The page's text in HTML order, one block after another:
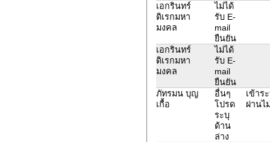
เอกรินทร์
ดิเรกมหา
มงคล
ไม่ได้
รับ E-
mail
ยืนยัน
เอกรินทร์
ดิเรกมหา
มงคล
ไม่ได้
รับ E-
mail
ยืนยัน
ภัทรมน บุญ
เกื้อ
อื่นๆ
โปรด
ระบุ
ด้าน
ล่าง
เข้าร
ผ่านไ